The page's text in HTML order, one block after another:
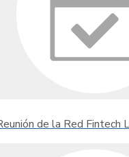
de la Red Fintech